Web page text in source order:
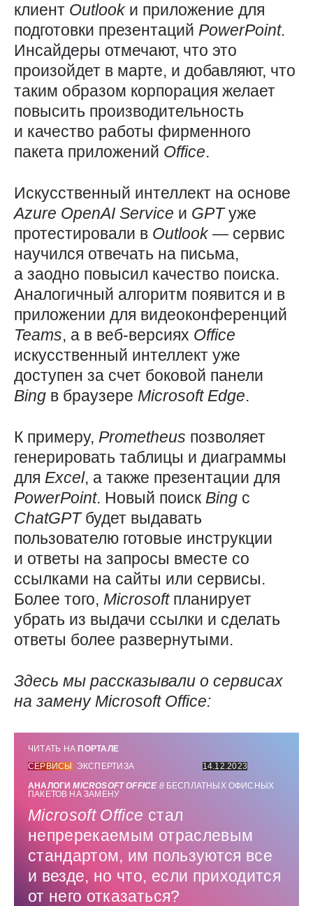
клиент Outlook и приложение для
подготовки презентаций PowerPoint.
Инсайдеры отмечают, что это
произойдет в марте, и добавляют, что
таким образом корпорация желает
повысить производительность
и качество работы фирменного
пакета приложений Office.
Искусственный интеллект на основе
Azure OpenAI Service и GPTуже
протестировали в Outlook — сервис
научился отвечать на письма,
а заодно повысил качество поиска.
Аналогичный алгоритм появится и в
приложении для видеоконференций
Teams, а в веб-версиях Office
искусственный интеллект уже
доступен за счет боковой панели
Bing в браузере Microsoft Edge.
К примеру, Prometheus позволяет
генерировать таблицы и диаграммы
для Excel, а также презентации для
PowerPoint. Новый поиск Bing с
ChatGPTбудет выдавать
пользователю готовые инструкции
и ответы на запросы вместе со
ссылками на сайты или сервисы.
Более того, Microsoft планирует
убрать из выдачи ссылки и сделать
ответы более развернутыми.
Здесь мы рассказывали о сервисах
на замену Microsoft Office:
ЧИТАТЬ НА ПОРТАЛЕ
СЕРВИСЫ
ЭКСПЕРТИЗА
14.12.2023
АНАЛОГИMICROSOFTOFFICE 8 БЕСПЛАТНЫХ ОФИСНЫХ
ПАКЕТОВ НА ЗАМЕНУ
Microsoft Office стал
непререкаемым отраслевым
стандартом, им пользуются все
и везде, но что, если приходится
от него отказаться?